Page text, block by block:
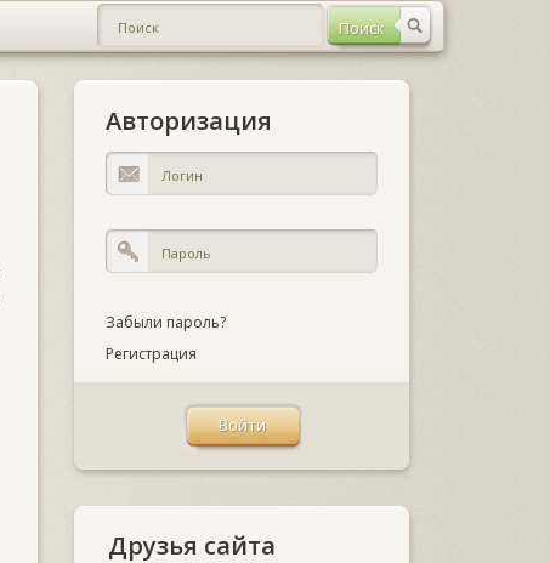
Авторизация
Забыли пароль?
Регистрация
Друзья сайта